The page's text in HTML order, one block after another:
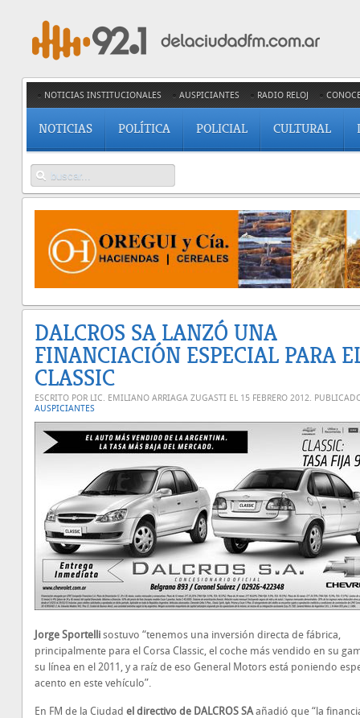
NOTICIAS INSTITUCIONALES AUSPICIANTES RADIO RELOJ
NOTICIAS POLÍTICA POLICIAL CULTURAL
DALCROS SA LANZÓ UNA
FINANCIACIÓN ESPECIAL PARA
CLASSIC
ESCRITO POR LIC. EMILIANO ARRIAGA ZUGASTI EL 15 FEBRERO 2012.
AUSPICIANTES
Jorge Sportelli sostuvo “tenemos una inversión directa de fábrica,
principalmente para el Corsa Classic, el coche más vendido en su
su línea en el 2011, y a raíz de eso General Motors está poniendo
acento en este vehículo”.
En FM de la Ciudad el directivo de DALCROS SAañadió que “la